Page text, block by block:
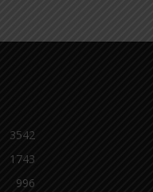
3542
1743
996